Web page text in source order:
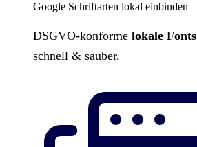
Google Schriftarten lokal einbinden
DSGVO-konforme lokale Fonts
schnell & sauber.